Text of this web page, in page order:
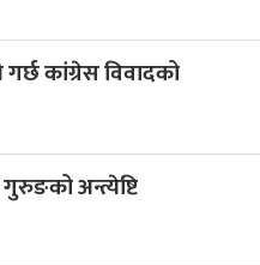
कांग्रेस विवादको
गुरुङको अन्त्येष्टि